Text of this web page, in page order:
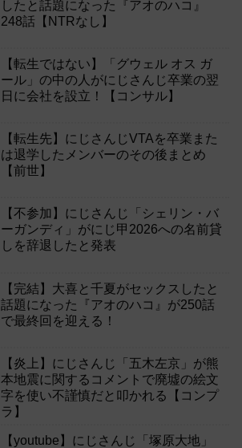
したと話題になった『アオのハコ』
248話【NTRなし】
【転生ではない】「グウェル オス ガ
ール」の中の人がにじさんじ卒業の翌
日に会社を設立！【コンサル】
【転生先】にじさんじVTAを卒業また
は退学したメンバーのその後まとめ
【前世】
【不参加】にじさんじ「シェリン・バ
ーガンディ」がにじ甲2026への名前貸
しを辞退したと発表
【完結】大喜と千夏がセックスしたと
話題になった『アオのハコ』が250話
で最終回を迎える！
【炎上】にじさんじ「五木左京」が熊
本地震に関するコメントで廃墟の絵文
字を使い不謹慎だと叩かれる【コンプ
ラ】
【youtube】にじさんじ「塚原大地」